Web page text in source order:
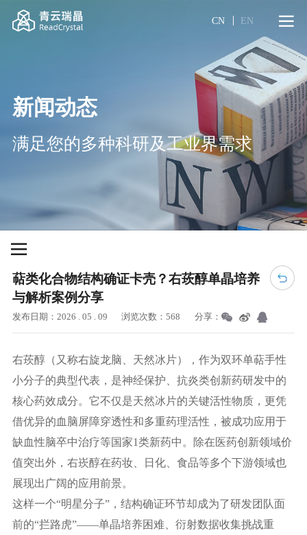
CN EN
新闻动态
满足您的多种科研及工业界需求
萜类化合物结构确证卡壳？右莰醇单晶培养
与解析案例分享
发布日期：2026 . 05 . 09 浏览次数：568 分享：
右莰醇（又称右旋龙脑、天然冰片），作为双环单萜手性
小分子的典型代表，是神经保护、抗炎类创新药研发中的
核心药效成分。它不仅是天然冰片的关键活性物质，更凭
借优异的血脑屏障穿透性和多重药理活性，被成功应用于
缺血性脑卒中治疗等国家1类新药中。除在医药创新领域价
值突出外，右崁醇在药妆、日化、食品等多个下游领域也
展现出广阔的应用前景。
这样一个“明星分子” ，结构确证环节却成为了研发团队面
前的“拦路虎”——单晶培养困难、衍射数据收集挑战重